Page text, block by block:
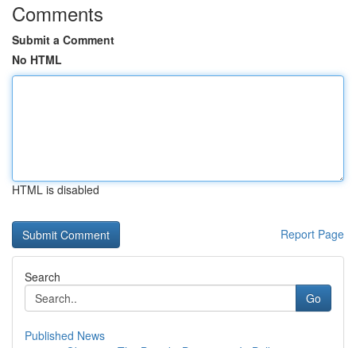
Comments
Submit a Comment
No HTML
HTML is disabled
Report Page
Search
Go
Published News